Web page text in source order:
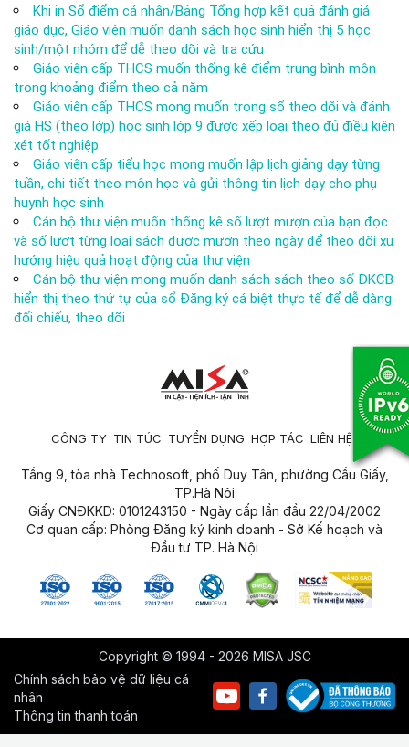
Khi in Sổ điểm cá nhân/Bảng Tổng hợp kết quả đánh giá
giáo dục, Giáo viên muốn danh sách học sinh hiển thị 5 học
sinh/một nhóm để dễ theo dõi và tra cứu
Giáo viên cấp THCS muốn thống kê điểm trung bình môn
trong khoảng điểm theo cả năm
Giáo viên cấp THCS mong muốn trong sổ theo dõi và đánh
giá HS (theo lớp) học sinh lớp 9 được xếp loại theo đủ điều kiện
xét tốt nghiệp
Giáo viên cấp tiểu học mong muốn lập lịch giảng dạy từng
tuần, chi tiết theo môn học và gửi thông tin lịch dạy cho phụ
huynh học sinh
Cán bộ thư viện muốn thống kê số lượt mượn của bạn đọc
và số lượt từng loại sách được mượn theo ngày để theo dõi xu
hướng hiệu quả hoạt động của thư viện
Cán bộ thư viện mong muốn danh sách sách theo số ĐKCB
hiển thị theo thứ tự của sổ Đăng ký cá biệt thực tế để dễ dàng
đối chiếu, theo dõi
CÔNG TY TIN TỨC TUYỂN DỤNG HỢP TÁC LIÊN HỆ
Tầng 9, tòa nhà Technosoft, phố Duy Tân, phường Cầu Giấy,
TP.Hà Nội
Giấy CNĐKKD: 0101243150 - Ngày cấp lần đầu 22/04/2002
Cơ quan cấp: Phòng Đăng ký kinh doanh - Sở Kế hoạch và
Đầu tư TP. Hà Nội
Copyright © 1994 - 2026 MISA JSC
Chính sách bảo vệ dữ liệu cá
nhân
Thông tin thanh toán